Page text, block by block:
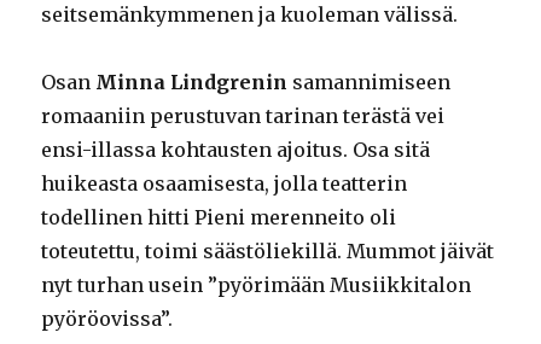
seitsemänkymmenen ja kuoleman välissä.
Osan Minna Lindgrenin samannimiseen
romaaniin perustuvan tarinan terästä vei
ensi-illassa kohtausten ajoitus. Osa sitä
huikeasta osaamisesta, jolla teatterin
todellinen hitti Pieni merenneito oli
toteutettu, toimi säästöliekillä. Mummot jäivät
nyt turhan usein ”pyörimään Musiikkitalon
pyöröovissa”.